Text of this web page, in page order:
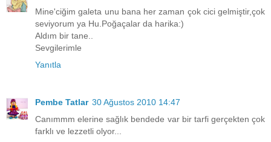
Mine'ciğim galeta unu bana her zaman çok cici gelmiştir,çok
seviyorum ya Hu.Poğaçalar da harika:)
Aldım bir tane..
Sevgilerimle
Yanıtla
Pembe Tatlar 30 Ağustos 2010 14:47
Canımmm elerine sağlık bendede var bir tarfi gerçekten çok
farklı ve lezzetli olyor...